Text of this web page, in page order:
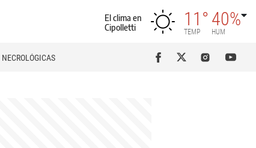
El clima en
Cipolletti
11°
TEMP
40%
HUM
NECROLÓGICAS